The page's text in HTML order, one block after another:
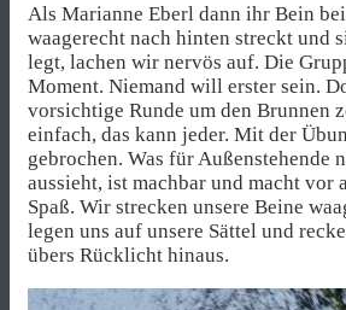
Als Marianne Eberl dann ihr Bein
waagerecht nach hinten streckt und
legt, lachen wir nervös auf. Die
Moment. Niemand will erster sein.
vorsichtige Runde um den Brunnen
einfach, das kann jeder. Mit der
gebrochen. Was für Außenstehende
aussieht, ist machbar und macht vor
Spaß. Wir strecken unsere Beine
legen uns auf unsere Sättel und
übers Rücklicht hinaus.